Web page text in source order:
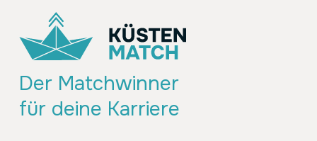
Der Matchwinner
für deine Karriere